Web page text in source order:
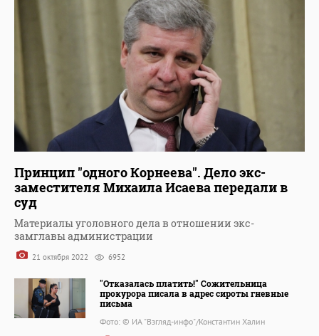
Принцип "одного Корнеева". Дело экс-
заместителя Михаила Исаева передали в
суд
Материалы уголовного дела в отношении экс-
замглавы администрации
21 октября 2022 6952
"Отказалась платить!" Сожительница
прокурора писала в адрес сироты гневные
письма
Фото: © ИА "Взгляд-инфо"/Константин Халин